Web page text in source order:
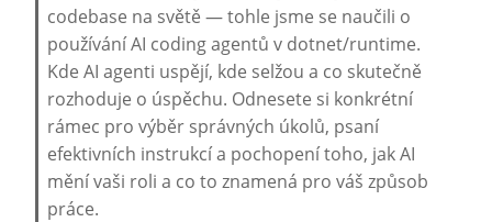
codebase na světě — tohle jsme se naučili o
používání AI coding agentů v dotnet/runtime.
Kde AI agenti uspějí, kde selžou a co skutečně
rozhoduje o úspěchu. Odnesete si konkrétní
rámec pro výběr správných úkolů, psaní
efektivních instrukcí a pochopení toho, jak AI
mění vaši roli a co to znamená pro váš způsob
práce.